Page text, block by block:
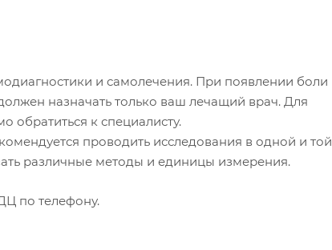
и самолечения. При появлении боли
назначать только ваш лечащий врач. Для
обратиться к специалисту.
проводить исследования в одной и той
различные методы и единицы измерения.
по телефону.